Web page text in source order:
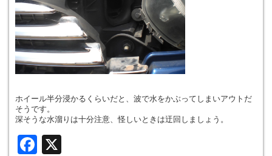
ホイール半分浸かるくらいだと、波で水をかぶってしまいアウトだ
そうです。
深そうな水溜りは十分注意、怪しいときは迂回しましょう。
Facebook